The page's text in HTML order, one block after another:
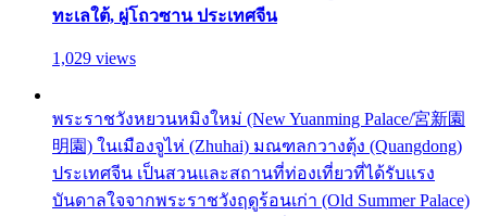
ทะเลใต้, ผู่โถวซาน ประเทศจีน
1,029 views
พระราชวังหยวนหมิงใหม่ (New Yuanming Palace/宮新園
明園) ในเมืองจูไห่ (Zhuhai) มณฑลกวางตุ้ง (Quangdong)
ประเทศจีน เป็นสวนและสถานที่ท่องเที่ยวที่ได้รับแรง
บันดาลใจจากพระราชวังฤดูร้อนเก่า (Old Summer Palace)